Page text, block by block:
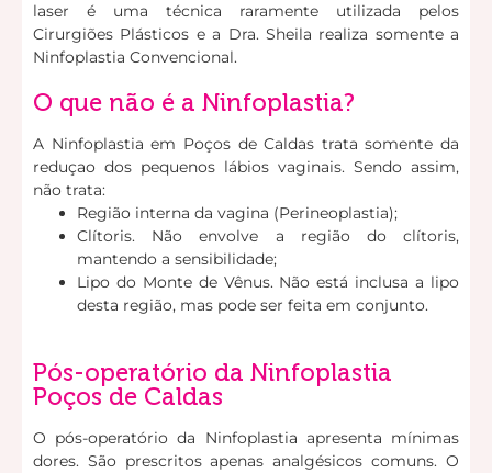
laser é uma técnica raramente utilizada pelos
Cirurgiões Plásticos e a Dra. Sheila realiza somente a
Ninfoplastia Convencional.
O que não é a Ninfoplastia?
A Ninfoplastia em Poços de Caldas trata somente da
reduçao dos pequenos lábios vaginais. Sendo assim,
não trata:
Região interna da vagina (Perineoplastia);
Clítoris. Não envolve a região do clítoris,
mantendo a sensibilidade;
Lipo do Monte de Vênus. Não está inclusa a lipo
desta região, mas pode ser feita em conjunto.
Pós-operatório da Ninfoplastia
Poços de Caldas
O pós-operatório da Ninfoplastia apresenta mínimas
dores. São prescritos apenas analgésicos comuns. O